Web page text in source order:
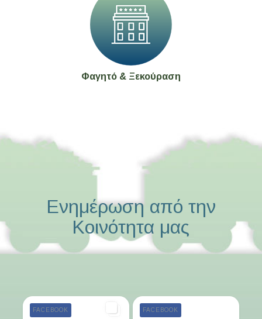
Φαγητό & Ξεκούραση
Ενημέρωση από την
Kοινότητα μας
FACEBOOK FACEBOOK